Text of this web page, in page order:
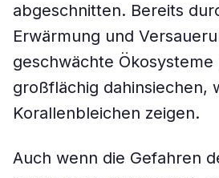
abgeschnitten. Bereits
Erwärmung und
geschwächte Ökosysteme
großflächig dahinsiechen,
Korallenbleichen zeigen.
Auch wenn die Gefahren